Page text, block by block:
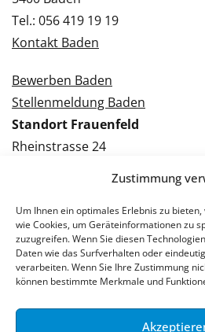
Zustimmung
Um Ihnen ein optimales Erlebnis zu
wie Cookies, um Geräteinformationen zu
zuzugreifen. Wenn Sie diesen
Daten wie das Surfverhalten oder
verarbeiten. Wenn Sie Ihre Zustimmung
können bestimmte Merkmale und
Tel.: 056 419 19 19
Kontakt Baden
Bewerben Baden
Stellenmeldung Baden
Standort Frauenfeld
Rheinstrasse 24
Kontakt Frauenfeld
Bewerben Frauenfeld
Stellenmeldung Frauenfeld